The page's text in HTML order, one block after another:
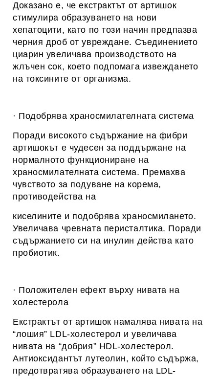
Доказано е, че екстрактът от артишок
стимулира образуването на нови
хепатоцити, като по този начин предпазва
черния дроб от увреждане. Съединението
циарин увеличава производството на
жлъчен сок, което подпомага извеждането
на токсините от организма.
· Подобрява храносмилателната система
Поради високото съдържание на фибри
артишокът е чудесен за поддържане на
нормалното функциониране на
храносмилателната система. Премахва
чувството за подуване на корема,
противодейства на
киселините и подобрява храносмилането.
Увеличава чревната перисталтика. Поради
съдържанието си на инулин действа като
пробиотик.
· Положителен ефект върху нивата на
холестерола
Екстрактът от артишок намалява нивата на
“лошия” LDL-холестерол и увеличава
нивата на “добрия” HDL-холестерол.
Антиоксидантът лутеолин, който съдържа,
предотвратява образуването на LDL-